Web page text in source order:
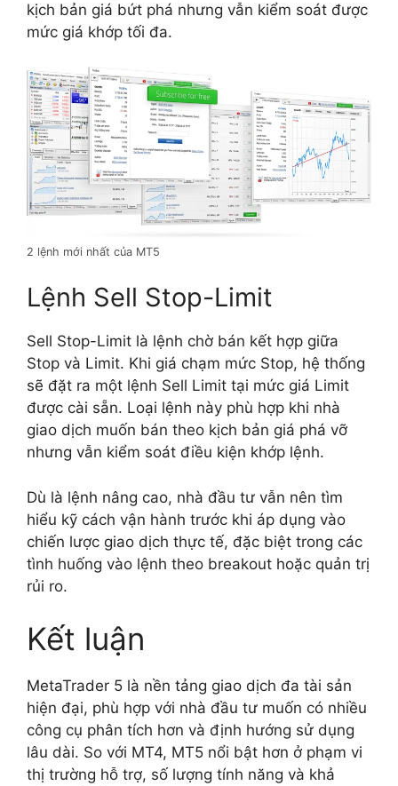
kịch bản giá bứt phá nhưng vẫn kiểm soát được
mức giá khớp tối đa.
2 lệnh mới nhất của MT5
Lệnh Sell Stop-Limit
Sell Stop-Limit là lệnh chờ bán kết hợp giữa
Stop và Limit. Khi giá chạm mức Stop, hệ thống
sẽ đặt ra một lệnh Sell Limit tại mức giá Limit
được cài sẵn. Loại lệnh này phù hợp khi nhà
giao dịch muốn bán theo kịch bản giá phá vỡ
nhưng vẫn kiểm soát điều kiện khớp lệnh.
Dù là lệnh nâng cao, nhà đầu tư vẫn nên tìm
hiểu kỹ cách vận hành trước khi áp dụng vào
chiến lược giao dịch thực tế, đặc biệt trong các
tình huống vào lệnh theo breakout hoặc quản trị
rủi ro.
Kết luận
MetaTrader 5 là nền tảng giao dịch đa tài sản
hiện đại, phù hợp với nhà đầu tư muốn có nhiều
công cụ phân tích hơn và định hướng sử dụng
lâu dài. So với MT4, MT5 nổi bật hơn ở phạm vi
thị trường hỗ trợ, số lượng tính năng và khả